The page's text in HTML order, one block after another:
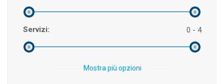
Servizi: 0 - 4
Mostra più opzioni